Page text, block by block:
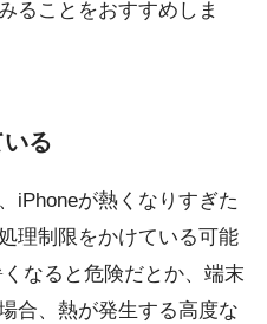
ることをおすすめしま
る
iPhoneが熱くなりすぎた
理制限をかけている可能
なると危険だとか、端末
合、熱が発生する高度な